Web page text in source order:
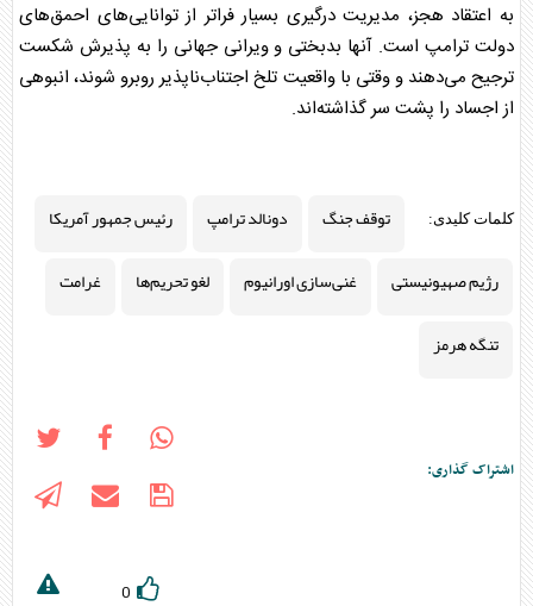
به اعتقاد هجز، مدیریت درگیری بسیار فراتر از توانایی‌های احمق‌های
دولت ترامپ است. آنها بدبختی و ویرانی جهانی را به پذیرش شکست
ترجیح می‌دهند و وقتی با واقعیت تلخ اجتناب‌ناپذیر روبرو شوند، انبوهی
از اجساد را پشت سر گذاشته‌اند.
کلمات کلیدی: توقف جنگ دونالد ترامپ
رئیس جمهور آمریکا
رژیم صهیونیستی
غنی‌سازی اورانیوم لغو تحریم‌ها
غرامت
تنگه هرمز
اشتراک گذاری:
0